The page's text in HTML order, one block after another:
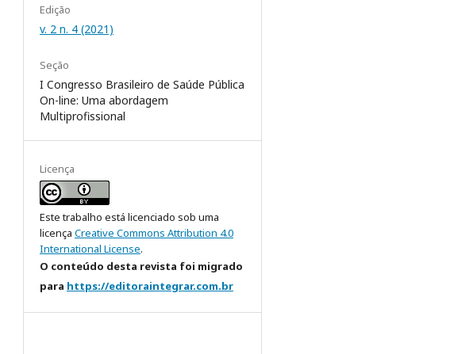
Edição
v. 2 n. 4 (2021)
Seção
I Congresso Brasileiro de Saúde Pública
On-line: Uma abordagem
Multiprofissional
Licença
Este trabalho está licenciado sob uma
licença Creative Commons Attribution 4.0
International License.
O conteúdo desta revista foi migrado
para https://editoraintegrar.com.br